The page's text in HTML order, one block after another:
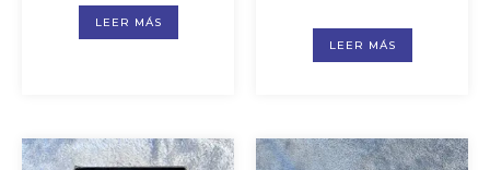
LEER MÁS
LEER MÁS